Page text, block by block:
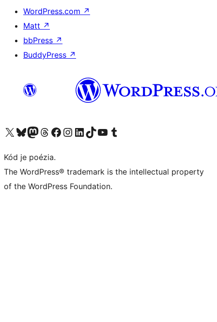
WordPress.com ↗
Matt ↗
bbPress ↗
BuddyPress ↗
Navštívte náš účet na X (predtým Twitter)
Navštívte náš účet na platforme Bluesky
Navštívte náš účet na Mastodone
Navštívte náš účet na platforme Threads
Navštívte našu stránku na Facebooku
Navštívte náš účet Instagram
Navštívte náš účet LinkedIn
Navštívte náš účet na platforme TikTok
Navštívte náš kanál YouTube
Navštívte náš účet na platforme Tumblr
Kód je poézia.
The WordPress® trademark is the intellectual property
of the WordPress Foundation.